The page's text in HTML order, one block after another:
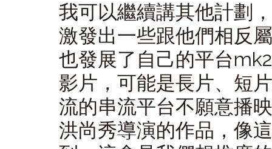
我可以繼續講其他計劃
激發出一些跟他們相反
也發展了自己的平台
影片，可能是長片、短
流的串流平台不願意播
洪尚秀導演的作品，像